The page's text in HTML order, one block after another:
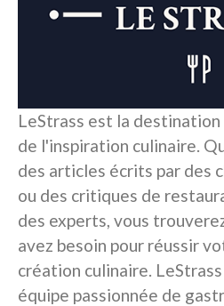
LeStrass est la
de l'inspiration culinaire.
des articles écrits par des
ou des critiques de
des experts, vous
avez besoin pour réussir
création culinaire.
équipe passionnée de